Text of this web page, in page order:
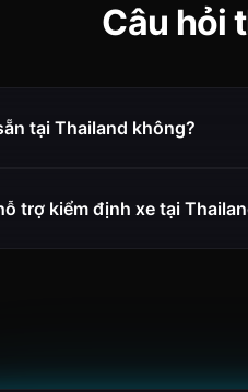
Câu hỏi
tại Thailand không?
trợ kiểm định xe tại